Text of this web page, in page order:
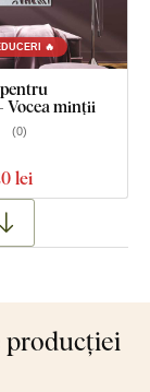
🔥
Vocea minții
(0)
lei